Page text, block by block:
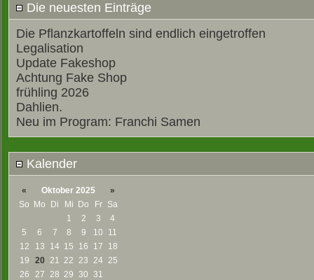
Die neuesten Einträge
Die Pflanzkartoffeln sind endlich eingetroffen
Legalisation
Update Fakeshop
Achtung Fake Shop
frühling 2026
Dahlien.
Neu im Program: Franchi Samen
Kalender
« Oktober 2025
»
So Mo Di Mi Do Fr
Sa
1
2 3
4
5
6 7 8 9 10
11
12
13 14 15 16 17
18
19
20 21 22 23 24 25
26
27 28 29 30 31